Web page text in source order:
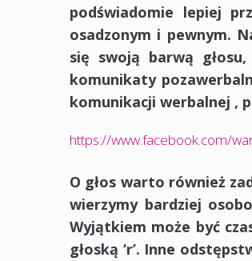
podświadomie lepiej
osadzonym i pewnym.
się swoją barwą
komunikaty
komunikacji werbalnej ,
https://www.facebook.com/
O głos warto również
wierzymy bardziej
Wyjątkiem może być
głoską ‘r’. Inne